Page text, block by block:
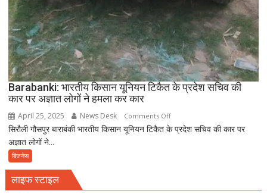
Barabanki: भारतीय किसान यूनियन टिकैत के प्रदेश सचिव की
कार पर अज्ञात लोगों ने हमला कर कार
April 25, 2025 News Desk Comments Offon
Barabanki:
सिरौली गौसपुर बाराबंकी भारतीय किसान यूनियन टिकैत के प्रदेश सचिव की कार पर
अज्ञात लोगों ने...
बिजनेस
लाइफ स्टाइल